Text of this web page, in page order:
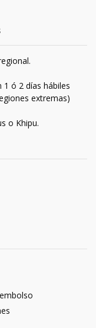
1 ó 2 días hábiles
extremas)
o Khipu.